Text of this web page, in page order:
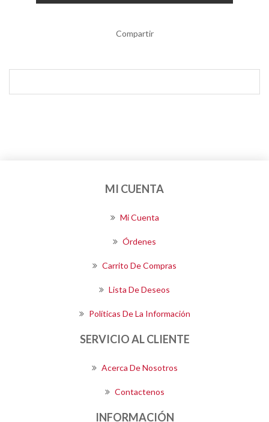
Compartir
MI CUENTA
Mi Cuenta
Órdenes
Carrito De Compras
Lista De Deseos
Políticas De La Información
SERVICIO AL CLIENTE
Acerca De Nosotros
Contactenos
INFORMACIÓN